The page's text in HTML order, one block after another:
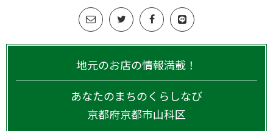
地元のお店の情報満載！
あなたのまちのくらしなび
京都府京都市山科区